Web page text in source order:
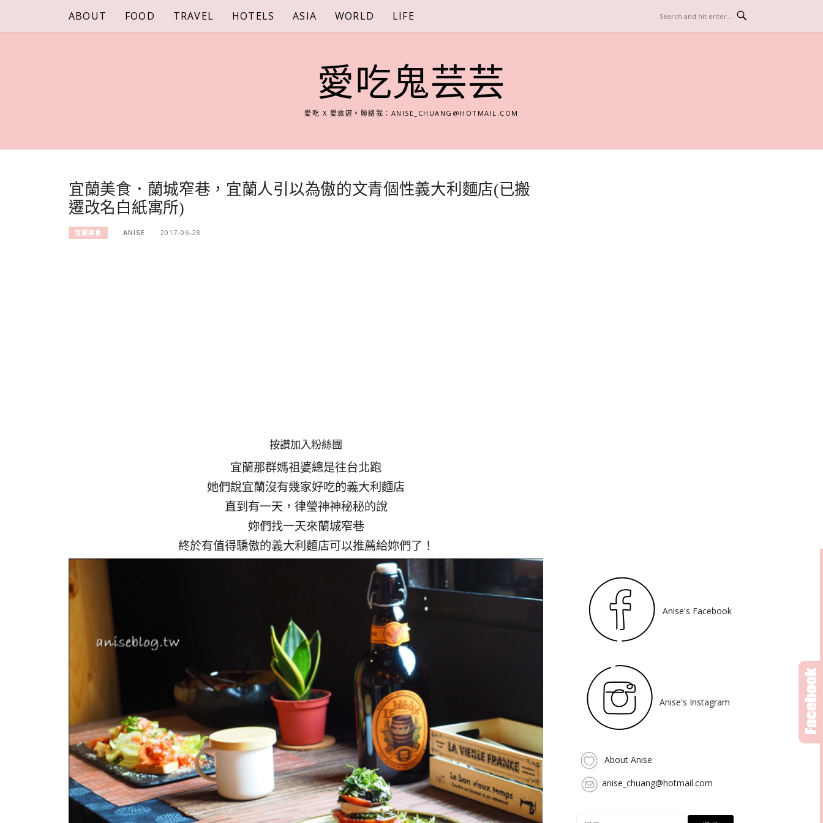
content
ABOUT FOOD TRAVEL HOTELS ASIA WORLD LIFE
愛吃鬼芸芸
愛吃 X 愛旅遊。聯絡我： ANISE_CHUANG@HOTMAIL.COM
宜蘭美食．蘭城窄巷，宜蘭人引以為傲的文青個性義大利麵店(已搬
遷改名白紙寓所)
宜蘭美食 ANISE 2017-06-28
按讚加入粉絲團
宜蘭那群媽祖婆總是往台北跑
她們說宜蘭沒有幾家好吃的義大利麵店
直到有一天，律瑩神神秘秘的說
妳們找一天來蘭城窄巷
終於有值得驕傲的義大利麵店可以推薦給妳們了！
Anise's Facebook
Anise's Instagram
About Anise
anise_chuang@hotmail.com